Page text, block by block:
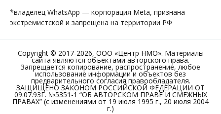
*владелец WhatsApp — корпорация Meta, признана
экстремистской и запрещена на территории РФ
Copyright © 2017-2026, ООО «Центр НМО». Материалы
сайта являются объектами авторского права.
Запрещается копирование, распространение, любое
использование информации и объектов без
предварительного согласия правообладателя.
ЗАЩИЩЕНО ЗАКОНОМ РОССИЙСКОЙ ФЕДЕРАЦИИ ОТ
09.07.93Г. №5351-1 “ОБ АВТОРСКОМ ПРАВЕ И СМЕЖНЫХ
ПРАВАХ” (с изменениями от 19 июля 1995 г., 20 июля 2004
г.)